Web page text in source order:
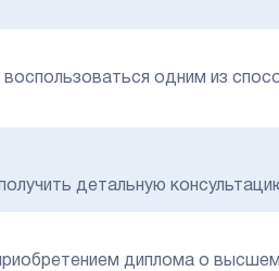
одним из
детальную
диплома о